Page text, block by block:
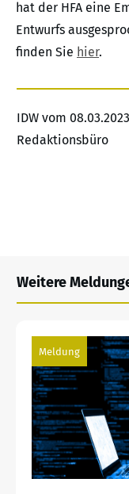
hat der HFA eine
Entwurfs
finden Sie hier.
IDW vom
Redaktionsbüro
Weitere
Meldung